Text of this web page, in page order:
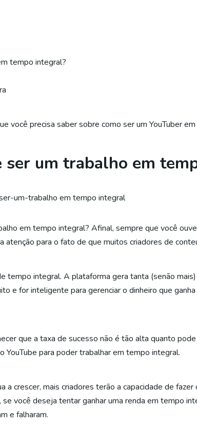
tempo integral?
você precisa saber sobre como ser um YouTuber
ser um trabalho em
em tempo integral? Afinal, sempre que você
atenção para o fato de que muitos criadores de
tempo integral. A plataforma gera tanta (senão
e for inteligente para gerenciar o dinheiro que
que a taxa de sucesso não é tão alta quanto
YouTube para poder trabalhar em tempo integral.
a crescer, mais criadores terão a capacidade de
você deseja tentar ganhar uma renda em tempo
e falharam.